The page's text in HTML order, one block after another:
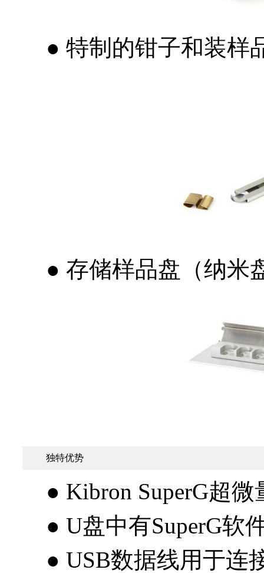
● 特制的钳子和装样
● 存储样品盘（纳米
独特优势
● Kibron SuperG超
● U盘中有SuperG软
● USB数据线用于连